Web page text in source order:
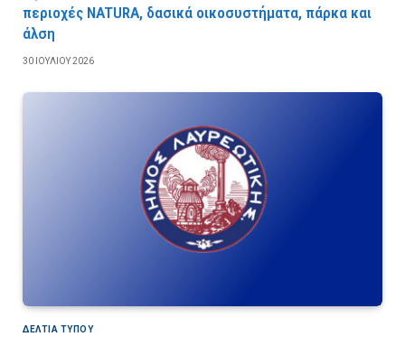
περιοχές NATURA, δασικά οικοσυστήματα, πάρκα και
άλση
30 ΙΟΥΛΊΟΥ 2026
ΔΕΛΤΙΑ ΤΥΠΟΥ